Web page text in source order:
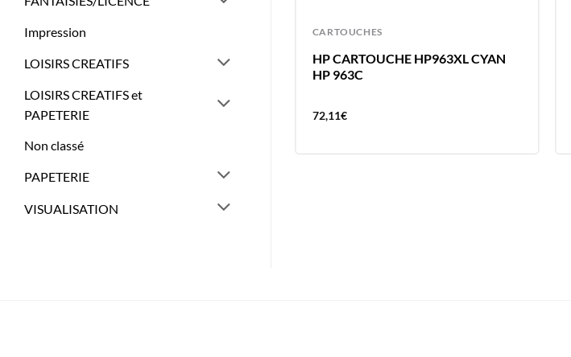
Impression
LOISIRS CREATIFS
LOISIRS CREATIFS et
PAPETERIE
Non classé
PAPETERIE
VISUALISATION
CARTOUCHES
HP CARTOUCHE HP963XL CYAN
HP 963C
72,11€
CARTOUCHES
EPSON ENCRE 104 NOIR ECOTANK
18,51€